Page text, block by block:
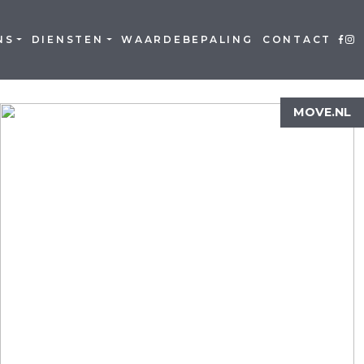
DIENSTEN WAARDEBEPALING CONTACT
MOVE.NL